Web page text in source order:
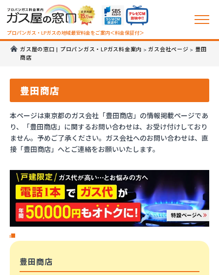
プロパンガス・LPガスの地域最安料金をご案内＜料金保証付＞
ガス屋の窓口 | プロパンガス・LPガス料金案内 >ガス会社ページ > 豊田
商店
豊田商店
本ページは東京都のガス会社「豊田商店」の情報掲載ページであ
り、「豊田商店」に関するお問い合わせは、お受け付けしており
ません。予めご了承ください。ガス会社へのお問い合わせは、直
接「豊田商店」へとご連絡をお願いいたします。
豊田商店